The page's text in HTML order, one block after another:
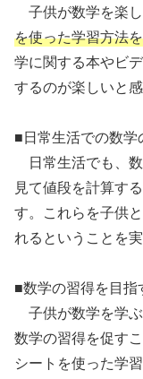
子供が数学を楽し
を使った学習方法
学に関する本やビ
するのが楽しいと
■日常生活での数学
日常生活でも、
見て値段を計算す
す。これらを子供
れるということを
■数学の習得を目指
子供が数学を学
数学の習得を促す
シートを使った学